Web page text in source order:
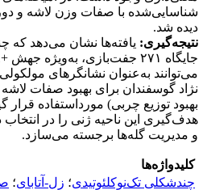
شناسایی‌شده با صفات وزن لاشه و دور
دیده شد.
نتیجه‌گیری: یافته‌ها نشان می‌دهد که
می‌توانند به‌عنوان نشانگرهای
نژاد گوسفندان برای بهبود صفات
بهبود توزیع چربی) مورداستفاده قرار
هدف‌گیری این ناحیه ژنی را در انتخاب
و مدیریت گله‌ها برجسته می‌سازد.
کلیدواژه‌ها
چندشکلی تک‌نوکلئوتیدی؛ زل‌-آتابای؛